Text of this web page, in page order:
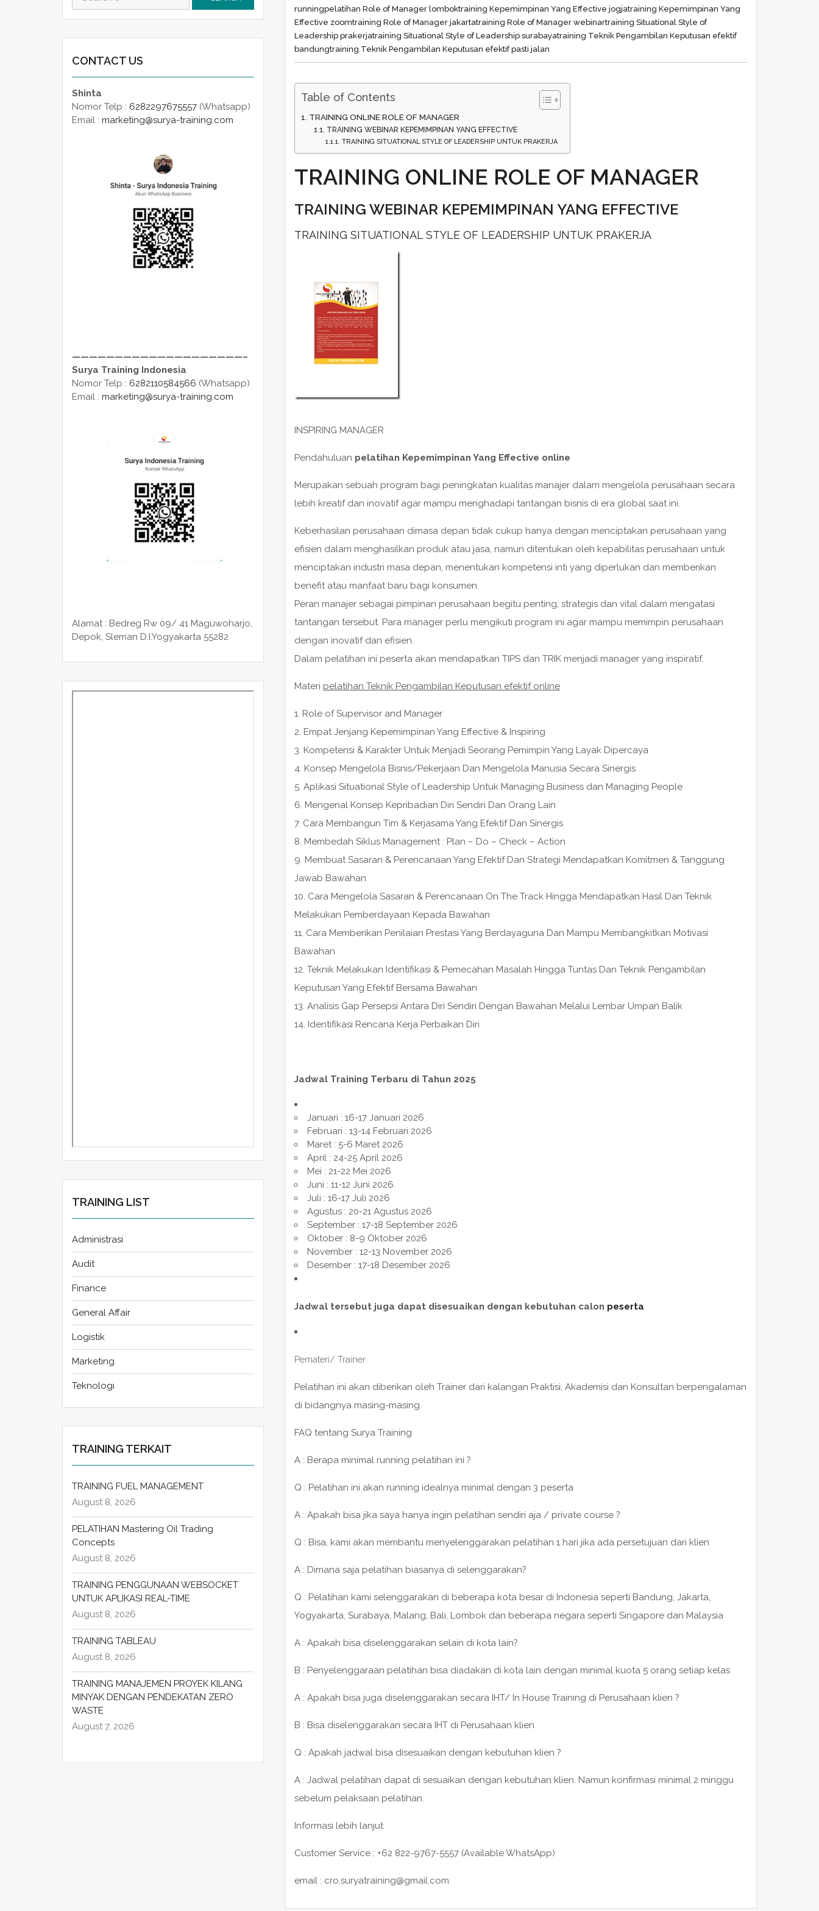
runningpelatihan Role of Manager lomboktraining Kepemimpinan Yang Effective jogjatraining Kepemimpinan Yang
Effective zoomtraining Role of Manager jakartatraining Role of Manager webinartraining Situational Style of
Leadership prakerjatraining Situational Style of Leadership surabayatraining Teknik Pengambilan Keputusan efektif
bandungtraining Teknik Pengambilan Keputusan efektif pasti jalan
Table of Contents
TRAINING ONLINE ROLE OF MANAGER
TRAINING WEBINAR KEPEMIMPINAN YANG EFFECTIVE
TRAINING SITUATIONAL STYLE OF LEADERSHIP UNTUK PRAKERJA
TRAINING ONLINE ROLE OF MANAGER
TRAINING WEBINAR KEPEMIMPINAN YANG EFFECTIVE
TRAINING SITUATIONAL STYLE OF LEADERSHIP UNTUK PRAKERJA
INSPIRING MANAGER
Pendahuluan pelatihan Kepemimpinan Yang Effective online
Merupakan sebuah program bagi peningkatan kualitas manajer dalam mengelola perusahaan secara
lebih kreatif dan inovatif agar mampu menghadapi tantangan bisnis di era global saat ini.
Keberhasilan perusahaan dimasa depan tidak cukup hanya dengan menciptakan perusahaan yang
efisien dalam menghasilkan produk atau jasa, namun ditentukan oleh kepabilitas perusahaan untuk
menciptakan industri masa depan, menentukan kompetensi inti yang diperlukan dan memberikan
benefit atau manfaat baru bagi konsumen.
Peran manajer sebagai pimpinan perusahaan begitu penting, strategis dan vital dalam mengatasi
tantangan tersebut. Para manager perlu mengikuti program ini agar mampu memimpin perusahaan
dengan inovatif dan efisien.
Dalam pelatihan ini peserta akan mendapatkan TIPS dan TRIK menjadi manager yang inspiratif.
Materi pelatihan Teknik Pengambilan Keputusan efektif online
1. Role of Supervisor and Manager
2. Empat Jenjang Kepemimpinan Yang Effective & Inspiring
3. Kompetensi & Karakter Untuk Menjadi Seorang Pemimpin Yang Layak Dipercaya
4. Konsep Mengelola Bisnis/Pekerjaan Dan Mengelola Manusia Secara Sinergis
5. Aplikasi Situational Style of Leadership Untuk Managing Business dan Managing People
6. Mengenal Konsep Kepribadian Diri Sendiri Dan Orang Lain
7. Cara Membangun Tim & Kerjasama Yang Efektif Dan Sinergis
8. Membedah Siklus Management : Plan – Do – Check – Action
9. Membuat Sasaran & Perencanaan Yang Efektif Dan Strategi Mendapatkan Komitmen & Tanggung
Jawab Bawahan
10. Cara Mengelola Sasaran & Perencanaan On The Track Hingga Mendapatkan Hasil Dan Teknik
Melakukan Pemberdayaan Kepada Bawahan
11. Cara Memberikan Penilaian Prestasi Yang Berdayaguna Dan Mampu Membangkitkan Motivasi
Bawahan
12. Teknik Melakukan Identifikasi & Pemecahan Masalah Hingga Tuntas Dan Teknik Pengambilan
Keputusan Yang Efektif Bersama Bawahan
13. Analisis Gap Persepsi Antara Diri Sendiri Dengan Bawahan Melalui Lembar Umpan Balik
14. Identifikasi Rencana Kerja Perbaikan Diri
Jadwal Training Terbaru di Tahun 2025
Januari : 16-17 Januari 2026
Februari : 13-14 Februari 2026
Maret : 5-6 Maret 2026
April : 24-25 April 2026
Mei : 21-22 Mei 2026
Juni : 11-12 Juni 2026
Juli : 16-17 Juli 2026
Agustus : 20-21 Agustus 2026
September : 17-18 September 2026
Oktober : 8-9 Oktober 2026
November : 12-13 November 2026
Desember : 17-18 Desember 2026
Jadwal tersebut juga dapat disesuaikan dengan kebutuhan calon peserta
Pemateri/ Trainer
Pelatihan ini akan diberikan oleh Trainer dari kalangan Praktisi, Akademisi dan Konsultan berpengalaman
di bidangnya masing-masing.
FAQ tentang Surya Training
A : Berapa minimal running pelatihan ini ?
Q : Pelatihan ini akan running idealnya minimal dengan 3 peserta
A : Apakah bisa jika saya hanya ingin pelatihan sendiri aja / private course ?
Q : Bisa, kami akan membantu menyelenggarakan pelatihan 1 hari jika ada persetujuan dari klien
A : Dimana saja pelatihan biasanya di selenggarakan?
Q : Pelatihan kami selenggarakan di beberapa kota besar di Indonesia seperti Bandung, Jakarta,
Yogyakarta, Surabaya, Malang, Bali, Lombok dan beberapa negara seperti Singapore dan Malaysia
A : Apakah bisa diselenggarakan selain di kota lain?
B : Penyelenggaraan pelatihan bisa diadakan di kota lain dengan minimal kuota 5 orang setiap kelas
A : Apakah bisa juga diselenggarakan secara IHT/ In House Training di Perusahaan klien ?
B : Bisa diselenggarakan secara IHT di Perusahaan klien
Q : Apakah jadwal bisa disesuaikan dengan kebutuhan klien ?
A : Jadwal pelatihan dapat di sesuaikan dengan kebutuhan klien. Namun konfirmasi minimal 2 minggu
sebelum pelaksaan pelatihan.
Informasi lebih lanjut
Customer Service : +62 822-9767-5557 (Available WhatsApp)
email : cro.suryatraining@gmail.com
for:
CONTACT US
Shinta
Nomor Telp : 6282297675557 (Whatsapp)
Email : marketing@surya-training.com
————————————————————–
Surya Training Indonesia
Nomor Telp : 6282110584566 (Whatsapp)
Email : marketing@surya-training.com
Alamat : Bedreg Rw 09/ 41 Maguwoharjo,
Depok, Sleman D.I.Yogyakarta 55282
TRAINING LIST
Administrasi
Audit
Finance
General Affair
Logistik
Marketing
Teknologi
TRAINING TERKAIT
TRAINING FUEL MANAGEMENT
August 8, 2026
PELATIHAN Mastering Oil Trading
Concepts
August 8, 2026
TRAINING PENGGUNAAN WEBSOCKET
UNTUK APLIKASI REAL-TIME
August 8, 2026
TRAINING TABLEAU
August 8, 2026
TRAINING MANAJEMEN PROYEK KILANG
MINYAK DENGAN PENDEKATAN ZERO
WASTE
August 7, 2026